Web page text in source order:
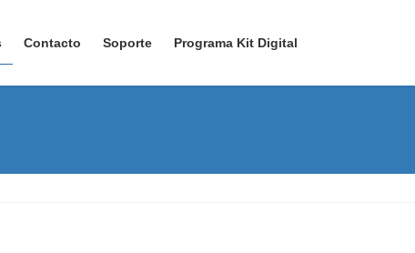
Contacto Soporte Programa Kit Digital